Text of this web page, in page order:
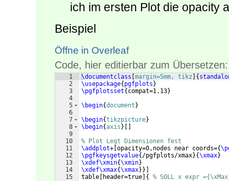
ich im ersten Plot die opacity
Beispiel
Öffne in Overleaf
Code, hier editierbar zum Übersetzen:
1
2
3
4
5
6
7
8
9
10
11
12
13
14
15
\documentclass margin=5mm, tikz {
\usepackage{ pgfplots }
\pgfplotsset{ compat=1.13}
\begin{document }
\begin{tikzpicture}
\begin{axis }
% Plot Legt Dimensionen fest
\addplot+ opacity=0,nodes near coords={
\pgfkeysgetvalue{ /pgfplots/xmax}{\xmax}
\xdef\xmin{\xmin}
\xdef\xmax{\xmax}}]
table
header=true {
% SOLL x expr